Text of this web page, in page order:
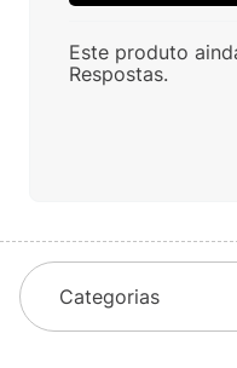
Este produto
Respostas.
Categorias